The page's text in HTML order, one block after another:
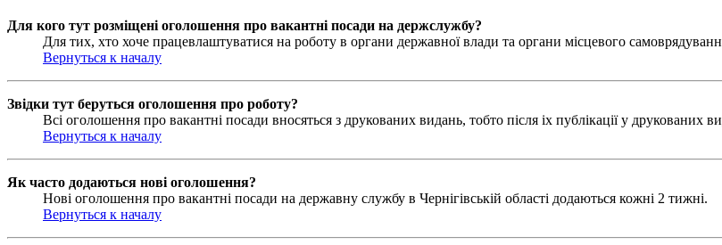
Для кого тут розміщені оголошення про вакантні посади на держслужбу?
Для тих, хто хоче працевлаштуватися на роботу в органи державної влади та органи місцевого
Вернуться к началу
Звідки тут беруться оголошення про роботу?
Всі оголошення про вакантні посади вносяться з друкованих видань, тобто після іх публікації у друкованих
Вернуться к началу
Як часто додаються нові оголошення?
Нові оголошення про вакантні посади на державну службу в Чернігівській області додаються кожні 2 тижні.
Вернуться к началу